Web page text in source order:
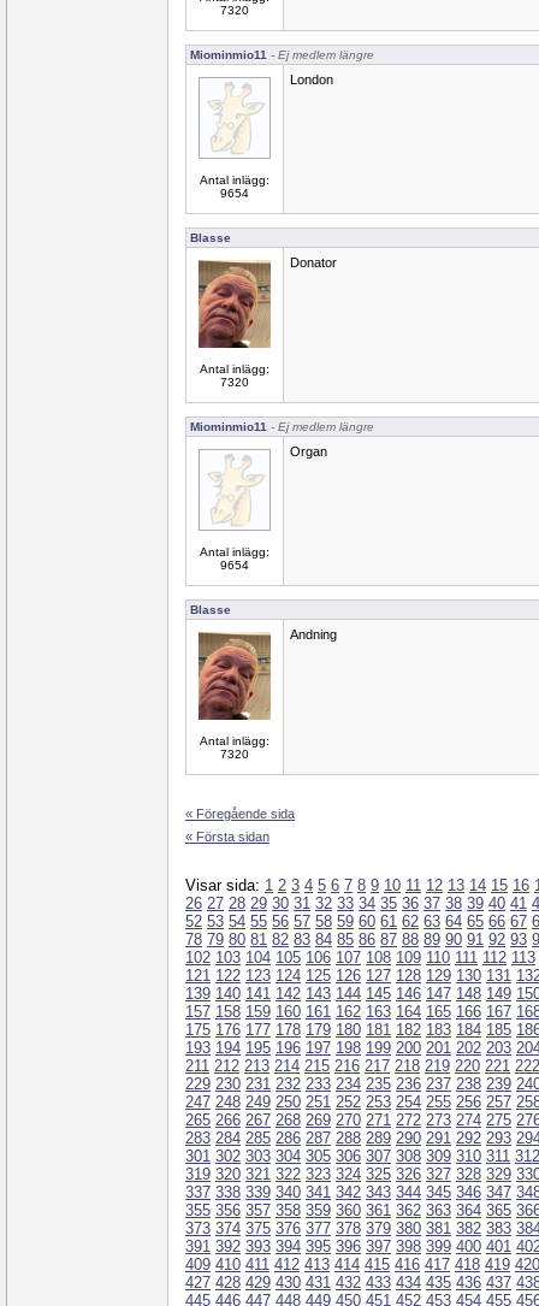
7320
Miominmio11 - Ej medlem längre
Antal inlägg:
9654
London
Blasse
Antal inlägg:
7320
Donator
Miominmio11 - Ej medlem längre
Antal inlägg:
9654
Organ
Blasse
Antal inlägg:
7320
Andning
« Föregående sida
« Första sidan
Visar sida: 1 2 3 4 5 6 7 8 9 10 11 12 13 14 15 16
26 27 28 29 30 31 32 33 34 35 36 37 38 39 40 41
52 53 54 55 56 57 58 59 60 61 62 63 64 65 66 67
78 79 80 81 82 83 84 85 86 87 88 89 90 91 92 93
102 103 104 105 106 107 108 109 110 111 112 113
121 122 123 124 125 126 127 128 129 130 131
139 140 141 142 143 144 145 146 147 148 149
157 158 159 160 161 162 163 164 165 166 167
175 176 177 178 179 180 181 182 183 184 185
193 194 195 196 197 198 199 200 201 202 203
211 212 213 214 215 216 217 218 219 220 221 222
229 230 231 232 233 234 235 236 237 238 239
247 248 249 250 251 252 253 254 255 256 257
265 266 267 268 269 270 271 272 273 274 275
283 284 285 286 287 288 289 290 291 292 293
301 302 303 304 305 306 307 308 309 310 311 312
319 320 321 322 323 324 325 326 327 328 329
337 338 339 340 341 342 343 344 345 346 347
355 356 357 358 359 360 361 362 363 364 365
373 374 375 376 377 378 379 380 381 382 383
391 392 393 394 395 396 397 398 399 400 401
409 410 411 412 413 414 415 416 417 418 419 420
427 428 429 430 431 432 433 434 435 436 437
445 446 447 448 449 450 451 452 453 454 455